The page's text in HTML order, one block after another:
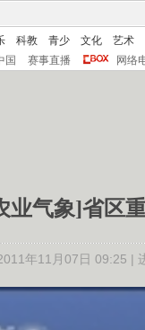
科教 青少 文化
艺术
国 赛事直播 网络
业气象]省区
年11月07日 09:25 |